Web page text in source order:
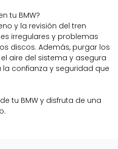
tu BMW?
y la revisión del tren
irregulares y problemas
discos. Además, purgar los
aire del sistema y asegura
confianza y seguridad que
tu BMW y disfruta de una